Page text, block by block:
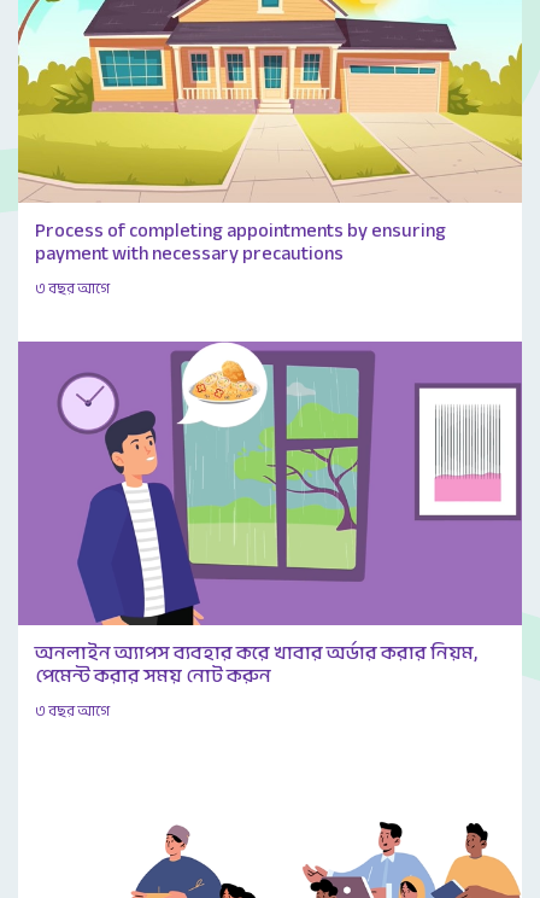
Process of completing appointments by ensuring
payment with necessary precautions
৩ বছর আগে
অনলাইন অ্যাপস ব্যবহার করে খাবার অর্ডার করার নিয়ম,
পেমেন্ট করার সময় নোট করুন
৩ বছর আগে